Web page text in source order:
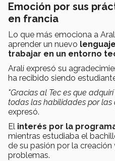
Emoción por sus
en francia
Lo que más emociona a
aprender un nuevo
trabajar en un entorno
Aralí expresó su
ha recibido siendo
"Gracias al Tec es que
todas las habilidades por las
expresó.
El interés por la
mientras estudiaba el
de su pasión por la
problemas.